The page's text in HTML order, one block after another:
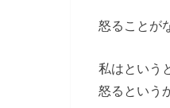
怒ることが
私はという
怒るという